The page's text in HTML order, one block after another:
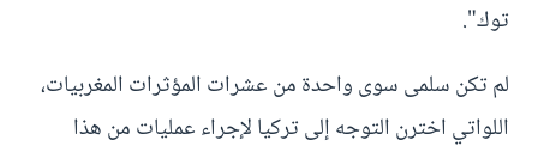
توك".
لم تكن سلمى سوى واحدة من عشرات المؤثرات المغربيات،
اللواتي اخترن التوجه إلى تركيا لإجراء عمليات من هذا